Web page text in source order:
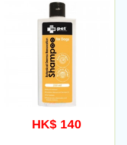
HK$ 140